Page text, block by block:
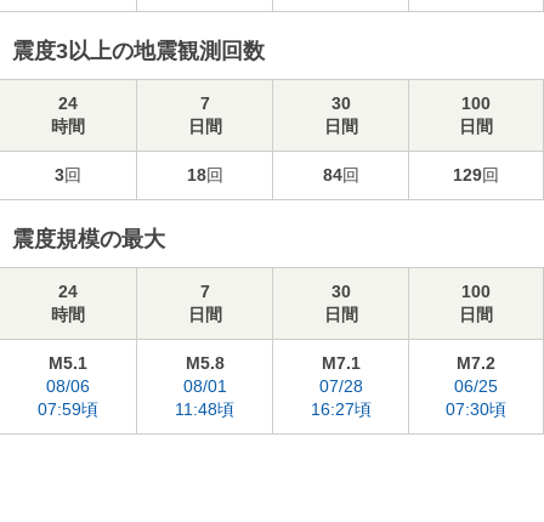
震度3以上の地震観測回数
24
時間
7
日間
30
日間
100
日間
3回 18回 84回 129回
震度規模の最大
24
時間
7
日間
30
日間
100
日間
M5.1
08/06
07:59頃
M5.8
08/01
11:48頃
M7.1
07/28
16:27頃
M7.2
06/25
07:30頃